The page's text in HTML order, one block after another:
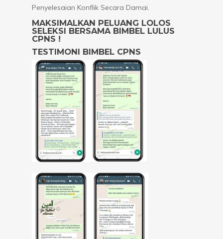
Penyelesaian Konflik Secara Damai.
MAKSIMALKAN PELUANG LOLOS
SELEKSI BERSAMA BIMBEL LULUS
CPNS !
TESTIMONI BIMBEL CPNS